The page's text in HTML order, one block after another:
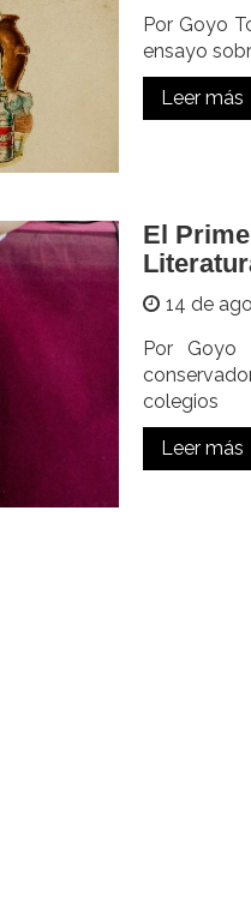
Por Goyo
ensayo
Leer más
El
14 de
Por Goyo
colegios
Leer más